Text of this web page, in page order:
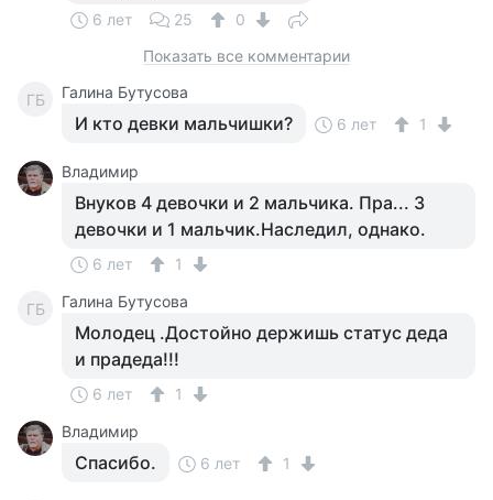
6 лет 25
0
Показать все комментарии
ГБ Галина Бутусова
И кто девки мальчишки? 6 лет 1
Владимир
Внуков 4 девочки и 2 мальчика. Пра... 3
девочки и 1 мальчик.Наследил, однако.
6 лет 1
ГБ Галина Бутусова
Молодец .Достойно держишь статус деда
и прадеда!!!
6 лет
1
Владимир
Спасибо. 6 лет 1